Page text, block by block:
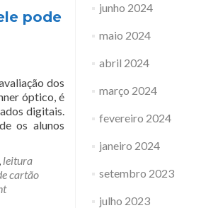
pode
dos
óptico, é
digitais.
os alunos
, leitura
cartão
junho 2024
maio 2024
abril 2024
março 2024
fevereiro 2024
janeiro 2024
setembro 2023
julho 2023